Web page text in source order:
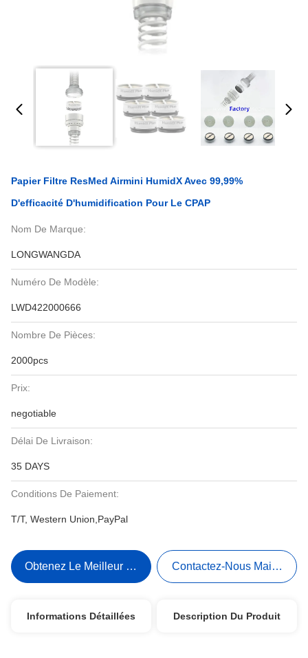
Papier Filtre ResMed Airmini HumidX Avec 99,99%
D'efficacité D'humidification Pour Le CPAP
Nom De Marque:
LONGWANGDA
Numéro De Modèle:
LWD422000666
Nombre De Pièces:
2000pcs
Prix:
negotiable
Délai De Livraison:
35 DAYS
Conditions De Paiement:
T/T, Western Union,PayPal
Obtenez Le Meilleur Prix Contactez-Nous Maintenant
Informations Détaillées Description Du Produit